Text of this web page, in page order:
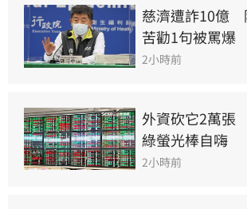
慈濟遭詐10億
苦勸1句被罵爆
2小時前
外資砍它2萬張
綠螢光棒自嗨
2小時前